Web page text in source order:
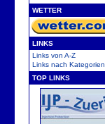
WETTER
LINKS
Links von A-Z
Links nach Kategorien
TOP LINKS